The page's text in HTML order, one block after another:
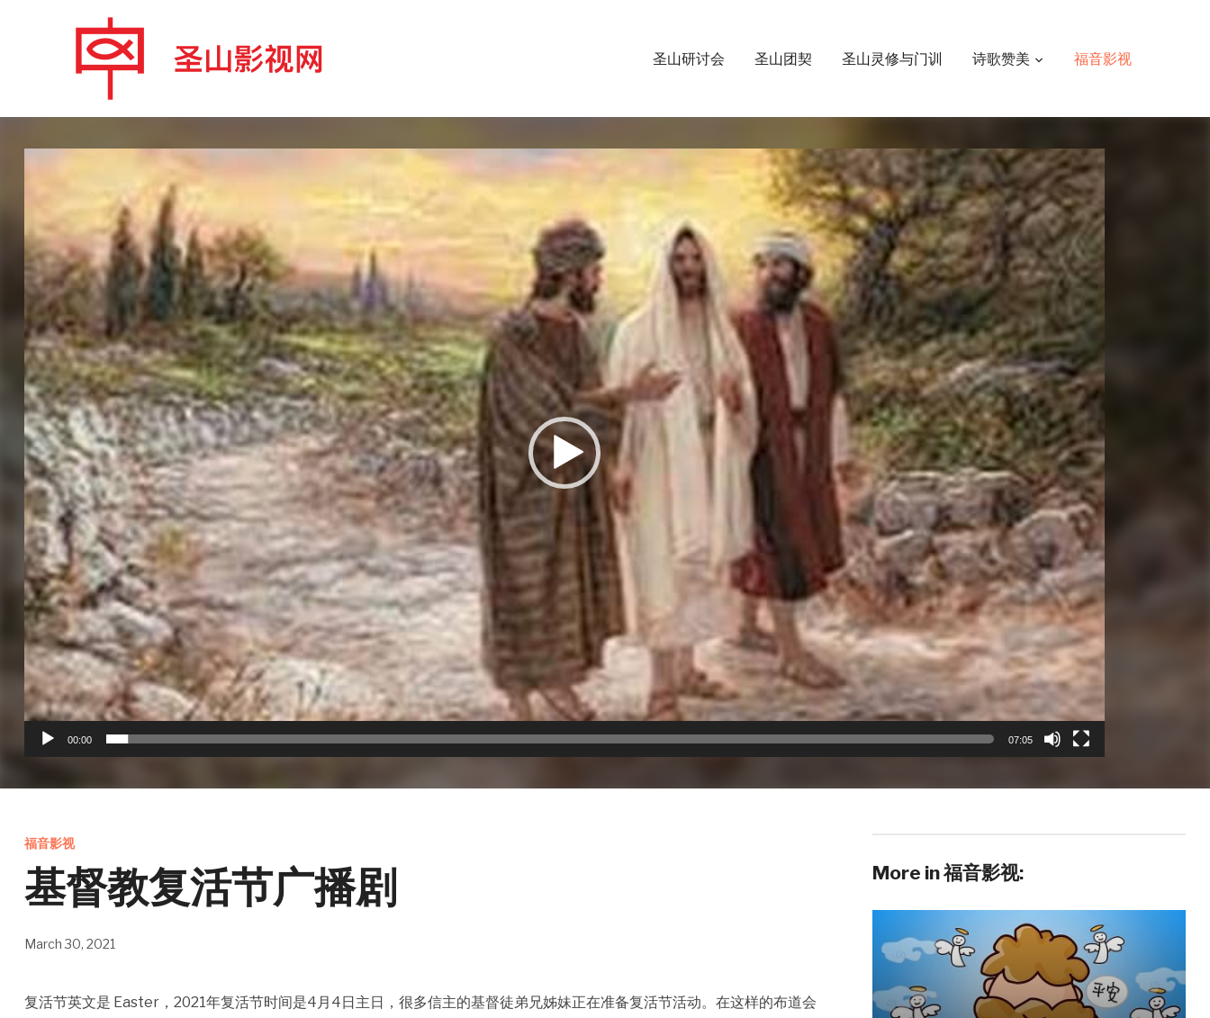
圣山研讨会 圣山团契 圣山灵修与门训 诗歌赞美 福音影视
Video
00:00 07:05
福音影视
基督教复活节广播剧
March 30, 2021
复活节英文是 Easter，2021年复活节时间是4月4日主日，很多信主的基督徒弟兄姊妹正在准备复活节活动。在这样的布道会
More in 福音影视: